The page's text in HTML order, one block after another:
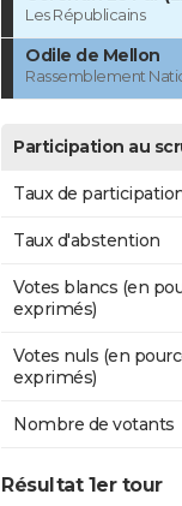
Les Républicains
Odile de Mellon
Rassemblement
Participation au
Taux de
Taux d'abstention
Votes blancs (en
exprimés)
Votes nuls (en
exprimés)
Nombre de votants
Résultat 1er tour